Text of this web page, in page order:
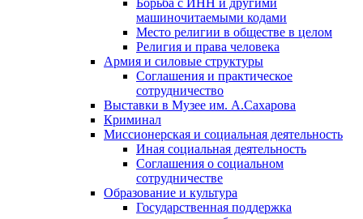
Борьба с ИНН и другими
машиночитаемыми кодами
Место религии в обществе в целом
Религия и права человека
Армия и силовые структуры
Соглашения и практическое
сотрудничество
Выставки в Музее им. А.Сахарова
Криминал
Миссионерская и социальная деятельность
Иная социальная деятельность
Соглашения о социальном
сотрудничестве
Образование и культура
Государственная поддержка